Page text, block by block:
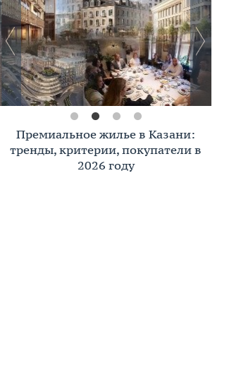
Премиальное жилье в Казани:
тренды, критерии, покупатели в
2026 году